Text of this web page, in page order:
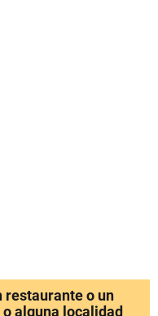
restaurante o un
alguna localidad